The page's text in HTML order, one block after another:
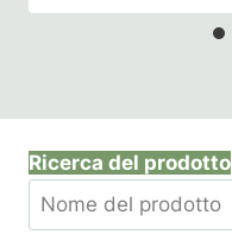
Ricerca del prodotto